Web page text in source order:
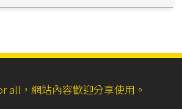
all，網站內容歡迎分享使用。